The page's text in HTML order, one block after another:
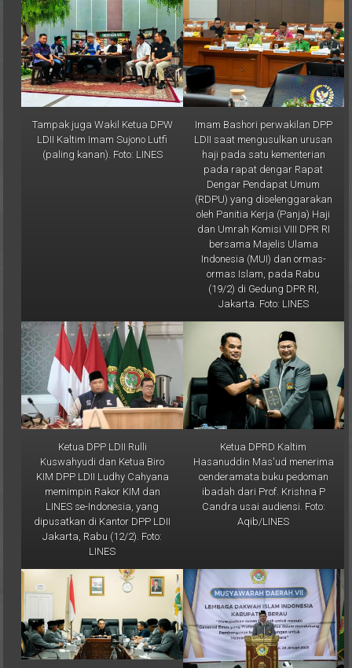
Tampak juga Wakil Ketua DPW
LDII Kaltim Imam Sujono Lutfi
(paling kanan). Foto: LINES
Imam Bashori perwakilan DPP
LDII saat mengusulkan urusan
haji pada satu kementerian
pada rapat dengar Rapat
Dengar Pendapat Umum
(RDPU) yang diselenggarakan
oleh Panitia Kerja (Panja) Haji
dan Umrah Komisi VIII DPR RI
bersama Majelis Ulama
Indonesia (MUI) dan ormas-
ormas Islam, pada Rabu
(19/2) di Gedung DPR RI,
Jakarta. Foto: LINES
Ketua DPP LDII Rulli
Kuswahyudi dan Ketua Biro
KIM DPP LDII Ludhy Cahyana
memimpin Rakor KIM dan
LINES se-Indonesia, yang
dipusatkan di Kantor DPP LDII
Jakarta, Rabu (12/2). Foto:
LINES
Ketua DPRD Kaltim
Hasanuddin Mas'ud menerima
cenderamata buku pedoman
ibadah dari Prof. Krishna P
Candra usai audiensi. Foto:
Aqib/LINES
Ketua DPRD Kaltim